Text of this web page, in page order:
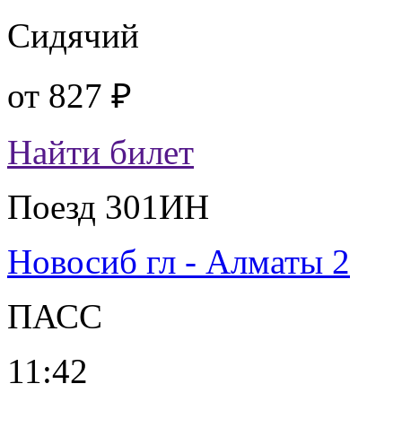
Сидячий
от 827 ₽
Найти билет
Поезд 301ИН
Новосиб гл - Алматы 2
ПАСС
11:42